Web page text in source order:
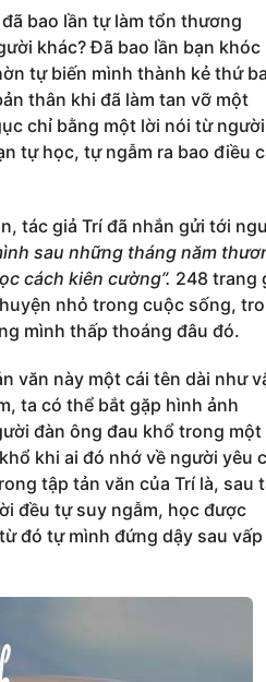
bao lần tự làm tổn thương
khác? Đã bao lần bạn khóc
tự biến mình thành kẻ thứ
thân khi đã làm tan vỡ một
chỉ bằng một lời nói từ người
tự học, tự ngẫm ra bao điều
tác giả Trí đã nhắn gửi tới
sau những tháng năm
cách kiên cường”. 248 trang
nhỏ trong cuộc sống,
mình thấp thoáng đâu đó.
văn này một cái tên dài như
ta có thể bắt gặp hình ảnh
đàn ông đau khổ trong một
khi ai đó nhớ về người yêu
tập tản văn của Trí là, sau
đều tự suy ngẫm, học được
đó tự mình đứng dậy sau vấp